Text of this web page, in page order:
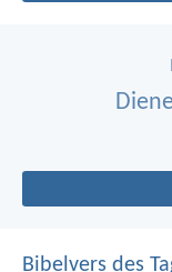
Bibelvers des